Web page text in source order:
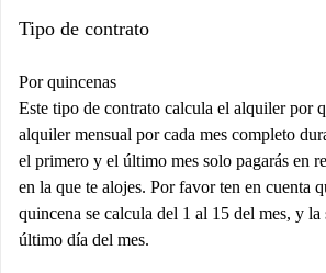
Tipo de contrato
Por quincenas
Este tipo de contrato calcula el alquiler por
alquiler mensual por cada mes completo
el primero y el último mes solo pagarás en
en la que te alojes. Por favor ten en cuenta
quincena se calcula del 1 al 15 del mes, y la
último día del mes.